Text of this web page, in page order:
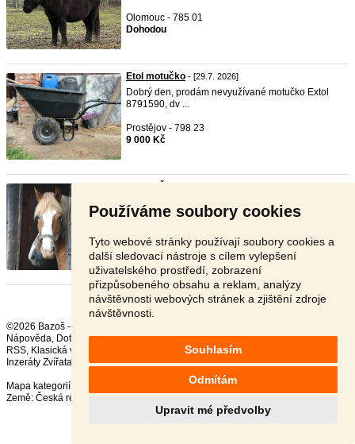
Používáme soubory cookies
Tyto webové stránky používají soubory cookies a
další sledovací nástroje s cílem vylepšení
uživatelského prostředí, zobrazení
přizpůsobeného obsahu a reklam, analýzy
návštěvnosti webových stránek a zjištění zdroje
návštěvnosti.
Souhlasím
Odmítám
Upravit mé předvolby
Olomouc - 785 01
Dohodou
Etol motučko - [29.7. 2026]
Dobrý den, prodám nevyužívané motučko Extol
8791590, dv ...
Prostějov - 798 23
9 000 Kč
Prodám devítiletého valacha, z matky 71/494
Sandra, ote ...
Jeseník - 790 01
150 000 Kč
©2026 Bazoš -
Nápověda, Dotazy ,Hodnocení,Kontakt,Reklama,Podmínky,Ochrana údajů,
RSS,
Inzeráty Zvířata celkem:41574, za 24 hodin:2543
Mapa kategorií
Země: Česká republika